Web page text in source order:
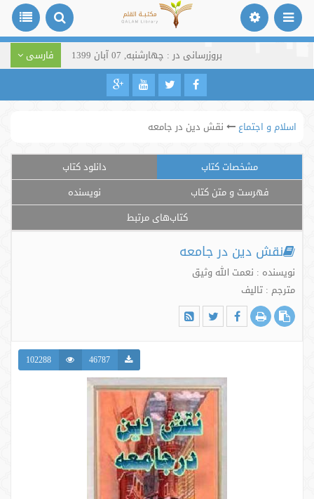
بروزرسانی در : چهارشنبه, 07 آبان 1399 فارسی
اسلام و اجتماع نقش دین در جامعه
مشخصات کتاب
دانلود کتاب
فهرست و متن کتاب
نویسنده
کتاب‌های مرتبط
نقش دین در جامعه
نویسنده : نعمت الله وثیق
مترجم : تالیف
46787
102288